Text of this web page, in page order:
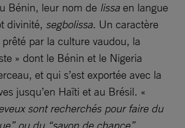
Bénin, leur nom de lissa en langue
divinité, segbolissa. Un caractère
par la culture vaudou, la
» dont le Bénin et le Nigeria
et qui s’est exportée avec la
jusqu’en Haïti et au Brésil. «
sont recherchés pour faire du
ou du “savon de chance”,